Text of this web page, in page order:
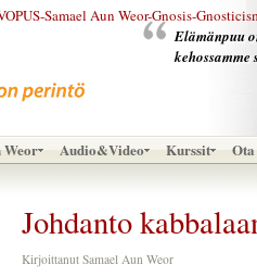
Elämänpuu
Weor Audio&Video Kurssit
Johdanto
Kirjoittanut Samael Aun Weor